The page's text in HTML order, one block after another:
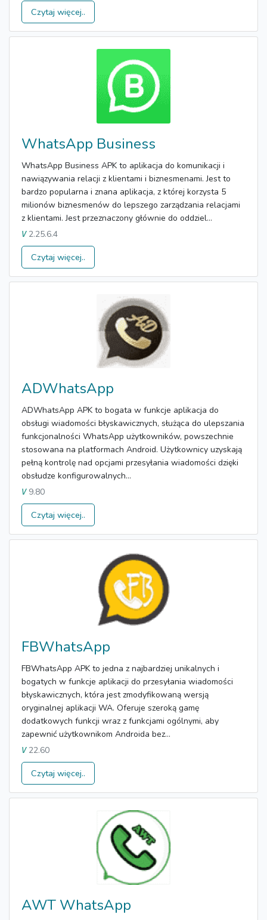
Czytaj więcej..
WhatsApp Business
WhatsApp Business APK to aplikacja do komunikacji i
nawiązywania relacji z klientami i biznesmenami. Jest to
bardzo popularna i znana aplikacja, z której korzysta 5
milionów biznesmenów do lepszego zarządzania relacjami
z klientami. Jest przeznaczony głównie do oddziel...
V2.25.6.4
Czytaj więcej..
ADWhatsApp
ADWhatsApp APK to bogata w funkcje aplikacja do
obsługi wiadomości błyskawicznych, służąca do ulepszania
funkcjonalności WhatsApp użytkowników, powszechnie
stosowana na platformach Android. Użytkownicy uzyskają
pełną kontrolę nad opcjami przesyłania wiadomości dzięki
obsłudze konfigurowalnych...
V9.80
Czytaj więcej..
FBWhatsApp
FBWhatsApp APK to jedna z najbardziej unikalnych i
bogatych w funkcje aplikacji do przesyłania wiadomości
błyskawicznych, która jest zmodyfikowaną wersją
oryginalnej aplikacji WA. Oferuje szeroką gamę
dodatkowych funkcji wraz z funkcjami ogólnymi, aby
zapewnić użytkownikom Androida bez...
V22.60
Czytaj więcej..
AWT WhatsApp